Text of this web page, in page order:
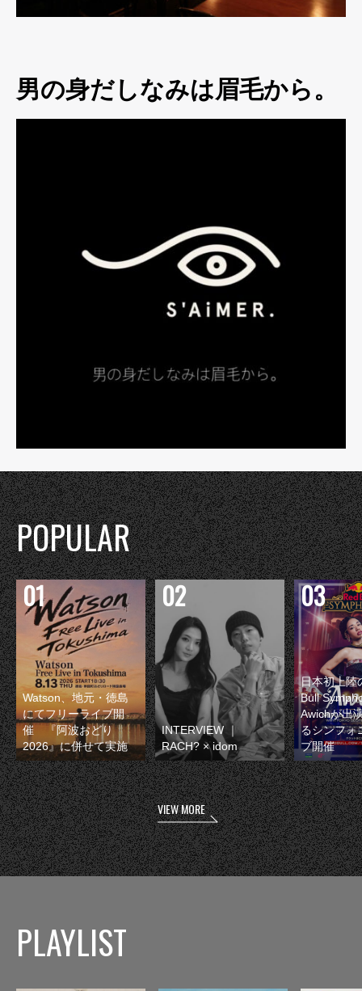
男の身だしなみは眉毛から。
POPULAR
Watson、地元・徳島
にてフリーライブ開
催 『阿波おどり
2026』に併せて実施
INTERVIEW ｜
RACH? × idom
日本初上陸
Bull
Awichが出
るシンフォ
ブ開催
VIEW MORE
PLAYLIST